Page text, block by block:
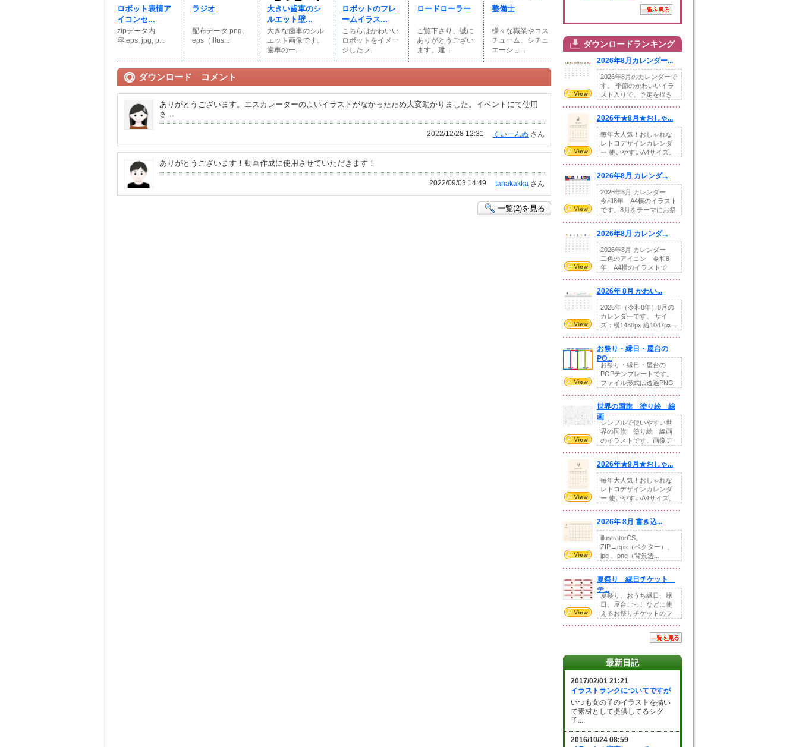
ロボット表情ア
イコンセ...
zipデータ内
容:eps, jpg, p...
ラジオ
配布データ png,
eps（Illus...
大きい歯車のシ
ルエット壁...
大きな歯車のシル
エット画像です。
歯車の一...
ロボットのフレ
ームイラス...
こちらはかわいい
ロボットをイメー
ジしたフ...
ロードローラー
ご覧下さり、誠に
ありがとうござい
ます。建...
整備士
様々な職業やコス
チューム、シチュ
エーショ...
ダウンロード コメント
ありがとうございます。エスカレーターのよいイラストがなかったため大変助かりました。イベントにて使用
さ...
くいーんぬ さん
2022/12/28 12:31
ありがとうございます！動画作成に使用させていただきます！
tanakakka さん
2022/09/03 14:49
一覧(2)を見る
ダウンロードランキング
2026年8月カレンダー...
2026年8月のカレンダーで
す。 季節のかわいいイラ
スト入りで、予定を描き
2026年★8月★おしゃ...
毎年大人気！おしゃれな
レトロデザインカレンダ
ー 使いやすいA4サイズ。
2026年8月 カレンダ...
2026年8月 カレンダー
令和8年 A4横のイラスト
です。8月をテーマにお祭
2026年8月 カレンダ...
2026年8月 カレンダー
二色のアイコン 令和8
年 A4横のイラストで
2026年 8月 かわい...
2026年（令和8年）8月の
カレンダーです。 サイ
ズ：横1480px 縦1047px...
お祭り・縁日・屋台の
PO...
お祭り・縁日・屋台の
POPテンプレートです。
ファイル形式は透過PNG
世界の国旗 塗り絵 線
画
シンプルで使いやすい世
界の国旗 塗り絵 線画
のイラストです。画像デ
2026年★9月★おしゃ...
毎年大人気！おしゃれな
レトロデザインカレンダ
ー 使いやすいA4サイズ。
2026年 8月 書き込...
illustratorCS。
ZIP→eps（ベクター）、
jpg 、png（背景透...
夏祭り 縁日チケット
テ...
夏祭り、おうち縁日、縁
日、屋台ごっこなどに使
えるお祭りチケットのフ
最新日記
2017/02/01 21:21
イラストランクについてですが
いつも女の子のイラストを描い
て素材として提供してるシグ
子...
2016/10/24 08:59